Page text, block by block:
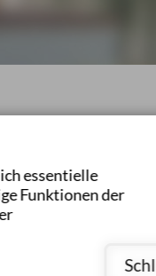
19:00 Uhr
16:00 Uhr
essentielle
Funktionen der